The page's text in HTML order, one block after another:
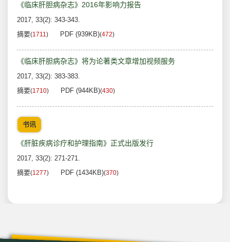
《临床肝胆病杂志》2016年影响力报告
2017, 33(2): 343-343.
摘要(1711) PDF (939KB)(472)
《临床肝胆病杂志》将为论著类文章增加视频服务
2017, 33(2): 383-383.
摘要(1710) PDF (944KB)(430)
书讯
《肝脏疾病诊疗和护理指南》正式出版发行
2017, 33(2): 271-271.
摘要(1277) PDF (1434KB)(370)